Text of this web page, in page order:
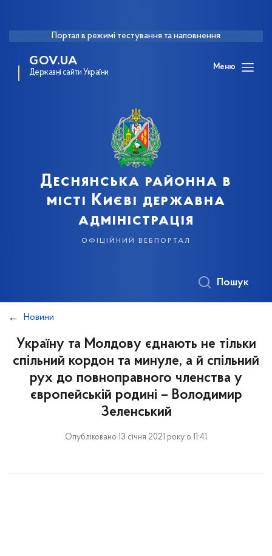
Портал в режимі тестування та наповнення
GOV.UA
Державні сайти України
Меню
Деснянська районна в
місті Києві державна
адміністрація
офіційний вебпортал
Пошук
Новини
Україну та Молдову єднають не тільки
спільний кордон та минуле, а й спільний
рух до повноправного членства у
європейській родині – Володимир
Зеленський
Опубліковано 13 січня 2021 року о 11:41